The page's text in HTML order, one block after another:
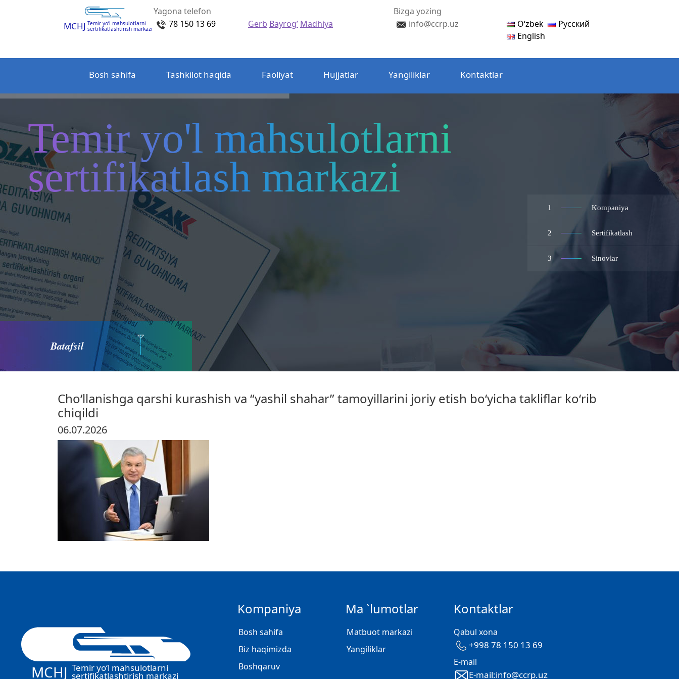
MCHJ Temir yo‘l mahsulotlarni
sertifikatlashtirish markazi
Yagona telefon
78 150 13 69
Gerb Bayrog’ Madhiya
Bizga yozing
info@ccrp.uz
Oʻzbek
Русский
English
Bosh sahifa Tashkilot haqida Faoliyat Hujjatlar Yangiliklar Kontaktlar
1 Kompaniya
2 Sertifikatlash
3 Sinovlar
Temir yo'l mahsulotlarni
sertifikatlash markazi
Batafsil
Choʻllanishga qarshi kurashish va “yashil shahar” tamoyillarini joriy etish boʻyicha takliflar koʻrib
chiqildi
06.07.2026
MCHJ Temir yo‘l mahsulotlarni
sertifikatlashtirish markazi
Kompaniya
Bosh sahifa
Biz haqimizda
Boshqaruv
Ma `lumotlar
Matbuot markazi
Yangiliklar
Kontaktlar
Qabul xona
+998 78 150 13 69
E-mail
E-mail:info@ccrp.uz